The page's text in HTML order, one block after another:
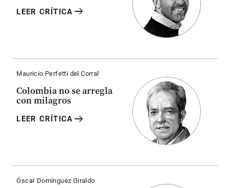
LEER CRÍTICA arrow_right_alt
Mauricio Perfetti del Corral
Colombia no se arregla
con milagros
LEER CRÍTICA arrow_right_alt
Óscar Domínguez Giraldo